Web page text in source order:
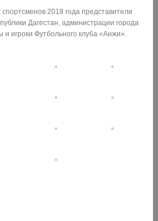
2018 года представители
Дагестан, администрации города
и игроки Футбольного клуба «Анжи».